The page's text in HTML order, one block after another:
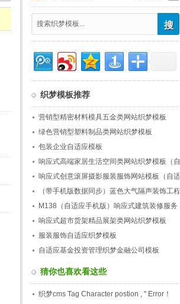
织梦模板推荐
营销型精密材料模具五金类网站织梦模板
绿色营销型塑料制品类网站织梦模板
包装企业自适应模板
响应式高端家居生活空间类网站织梦模板（自
适应）
响应式创意滚屏摄影服装服饰网站模板（自适
应）
（带手机版数据同步）蓝色大气隔声装饰工程
公司类网站织梦模板 营销型工程装饰网站源
码下载
M138（自适应手机版）响应式建筑装修服务
公司网站织梦模板 HTML5建筑行业企业网站
源码下载
响应式超市货架精品展架类网站织梦模板
服装服饰自适应织梦模板
自适应基金投资管理织梦金融公司模板
猜你也喜欢看这些
织梦cms Tag Character postion , '' Error！